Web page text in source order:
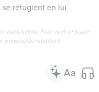
se réfugient en lui.
autorisation. Pour vous procurer
www.editionsbiblio.fr